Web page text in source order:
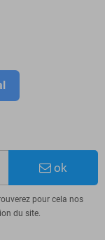
ok
pour cela nos
du site.